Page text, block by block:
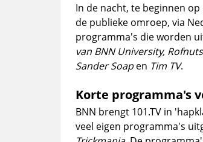
In de nacht, te beginnen op
de publieke omroep, via
programma's die worden
van BNN University,
Sander Soapen Tim TV.
Korte programma's
BNN brengt 101.TV in
veel eigen programma's